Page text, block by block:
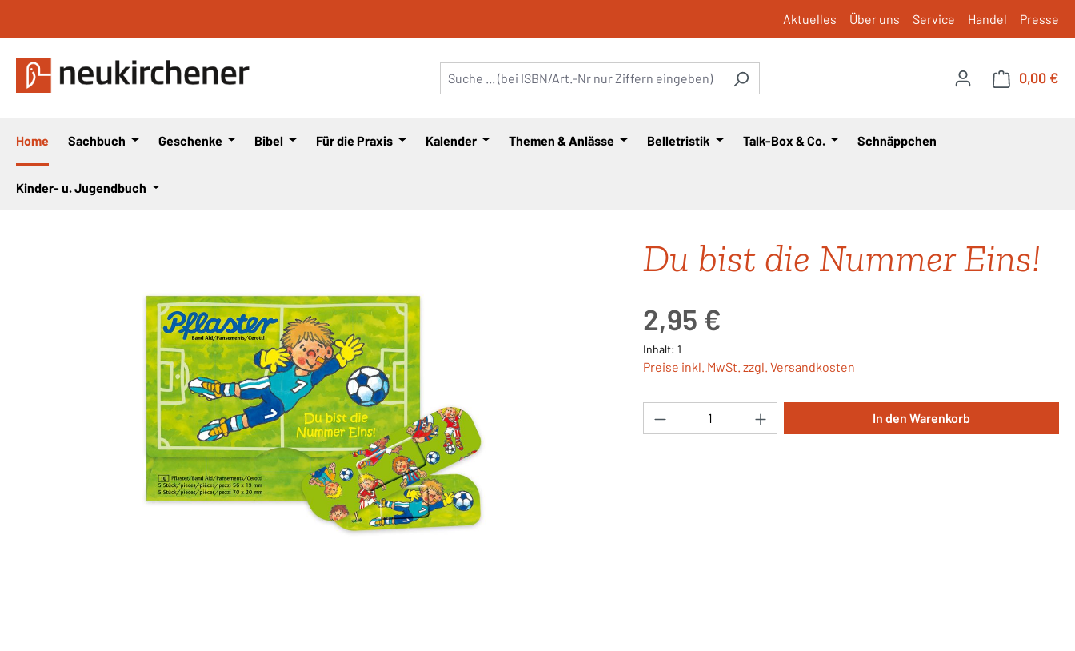
Aktuelles Über uns Service Handel Presse
0,00 €
Home Sachbuch Geschenke Bibel Für die Praxis Kalender Themen & Anlässe Belletristik Talk-Box & Co. Schnäppchen
Kinder- u. Jugendbuch
Du bist die Nummer Eins!
2,95 €
Inhalt: 1
Preise inkl. MwSt. zzgl. Versandkosten
Produkt Anzahl: Gib den gewünschten Wert ein
In den Warenkorb